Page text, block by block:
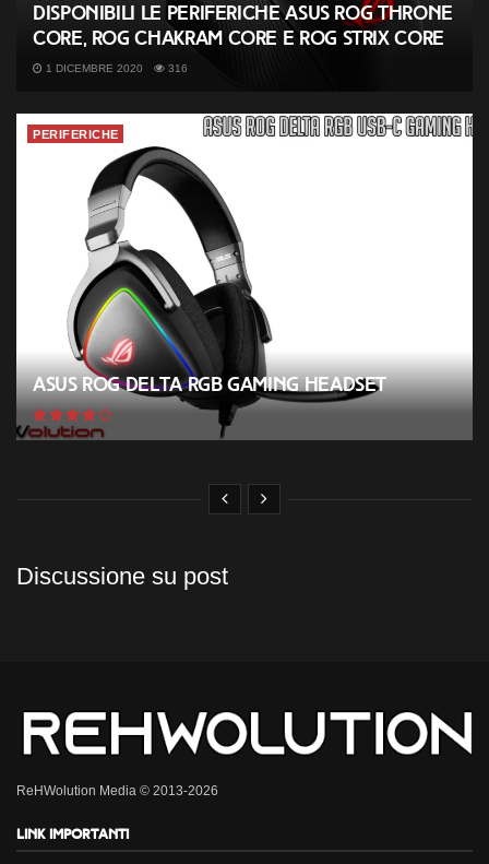
Disponibili le periferiche ASUS ROG Throne
Core, ROG Chakram Core e ROG Strix Core
1 DICEMBRE 2020 316
PERIFERICHE
ASUS ROG Delta RGB Gaming Headset
Discussione su post
ReHWolution Media © 2013-2026
Link importanti